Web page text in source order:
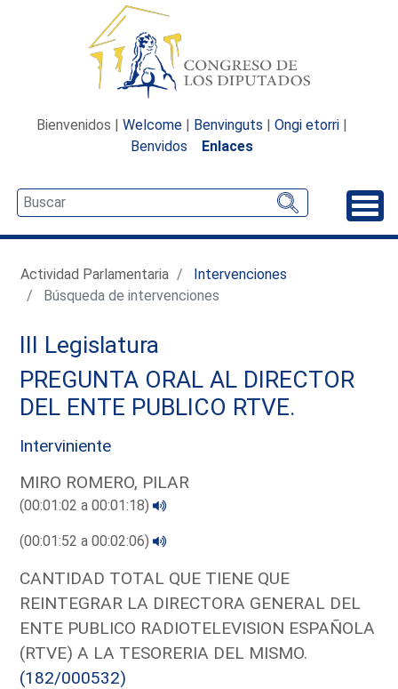
Bienvenidos | Welcome | Benvinguts | Ongi etorri |
Benvidos
Enlaces
Actividad Parlamentaria
Intervenciones
Búsqueda de intervenciones
III Legislatura
PREGUNTA ORAL AL DIRECTOR
DEL ENTE PUBLICO RTVE.
Interviniente
MIRO ROMERO, PILAR
(00:01:02 a 00:01:18)
(00:01:52 a 00:02:06)
CANTIDAD TOTAL QUE TIENE QUE
REINTEGRAR LA DIRECTORA GENERAL DEL
ENTE PUBLICO RADIOTELEVISION ESPAÑOLA
(RTVE) A LA TESORERIA DEL MISMO.
(182/000532)